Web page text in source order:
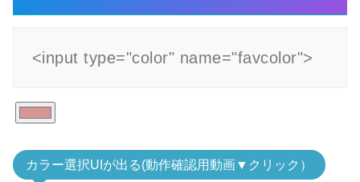
<input type="color" name="favcolor">
カラー選択UIが出る(動作確認用動画▼クリック）